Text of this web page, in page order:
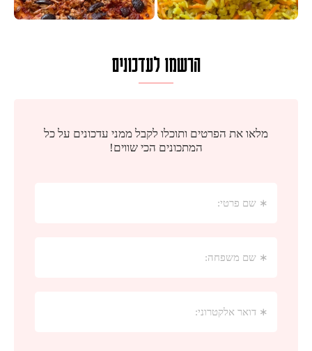
הרשמו לעדכונים